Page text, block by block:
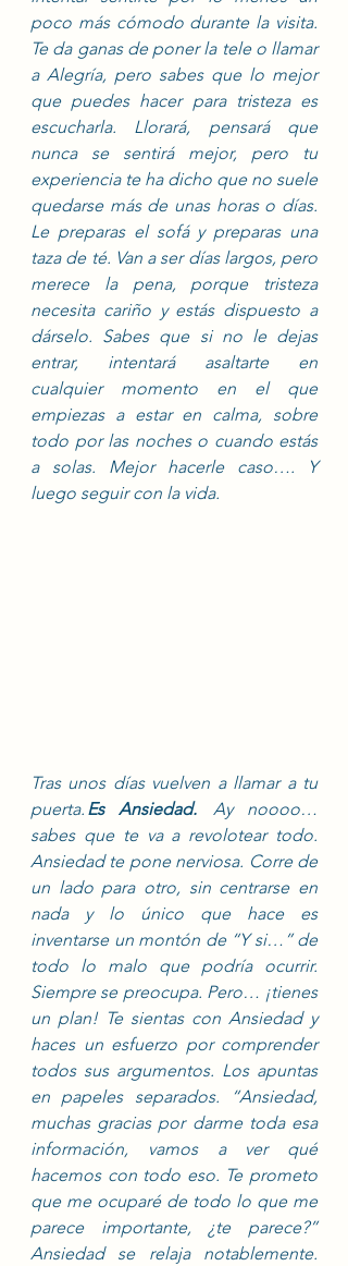
poco más cómodo durante la visita.
Te da ganas de poner la tele o llamar
a Alegría, pero sabes que lo mejor
que puedes hacer para tristeza es
escucharla. Llorará, pensará que
nunca se sentirá mejor, pero tu
experiencia te ha dicho que no suele
quedarse más de unas horas o días.
Le preparas el sofá y preparas una
taza de té. Van a ser días largos, pero
merece la pena, porque tristeza
necesita cariño y estás dispuesto a
dárselo. Sabes que si no le dejas
entrar, intentará asaltarte en
cualquier momento en el que
empiezas a estar en calma, sobre
todo por las noches o cuando estás
a solas. Mejor hacerle caso…. Y
luego seguir con la vida.
Tras unos días vuelven a llamar a tu
puerta. Es Ansiedad. Ay noooo…
sabes que te va a revolotear todo.
Ansiedad te pone nerviosa. Corre de
un lado para otro, sin centrarse en
nada y lo único que hace es
inventarse un montón de “Y si…” de
todo lo malo que podría ocurrir.
Siempre se preocupa. Pero… ¡tienes
un plan! Te sientas con Ansiedad y
haces un esfuerzo por comprender
todos sus argumentos. Los apuntas
en papeles separados. “Ansiedad,
muchas gracias por darme toda esa
información, vamos a ver qué
hacemos con todo eso. Te prometo
que me ocuparé de todo lo que me
parece importante, ¿te parece?”
Ansiedad se relaja notablemente.